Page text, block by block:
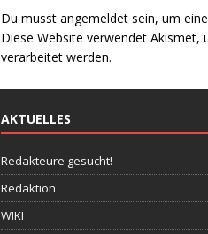
Du musst angemeldet sein, um
Diese Website verwendet Akismet,
verarbeitet werden.
AKTUELLES
Redakteure gesucht!
Redaktion
WIKI